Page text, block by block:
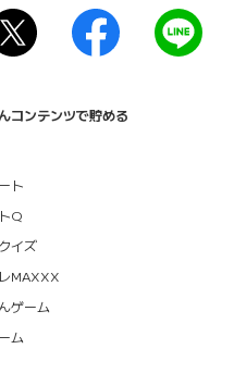
コンテンツで貯める
ト
Q
イズ
MAXXX
ゲーム
ム